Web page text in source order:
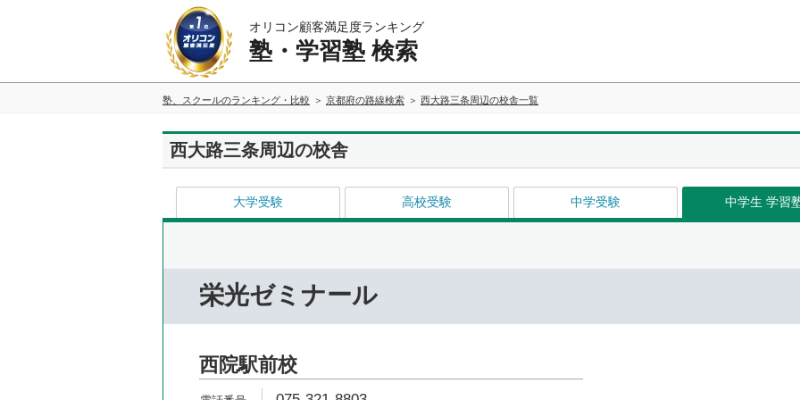
オリコン顧客満足度ランキング
塾・学習塾 検索
塾、スクールのランキング・比較 京都府の路線検索 西大路三条周辺の校舎一覧
西大路三条周辺の校舎
大学受験 高校受験 中学受験 中学生 学習
栄光ゼミナール
西院駅前校